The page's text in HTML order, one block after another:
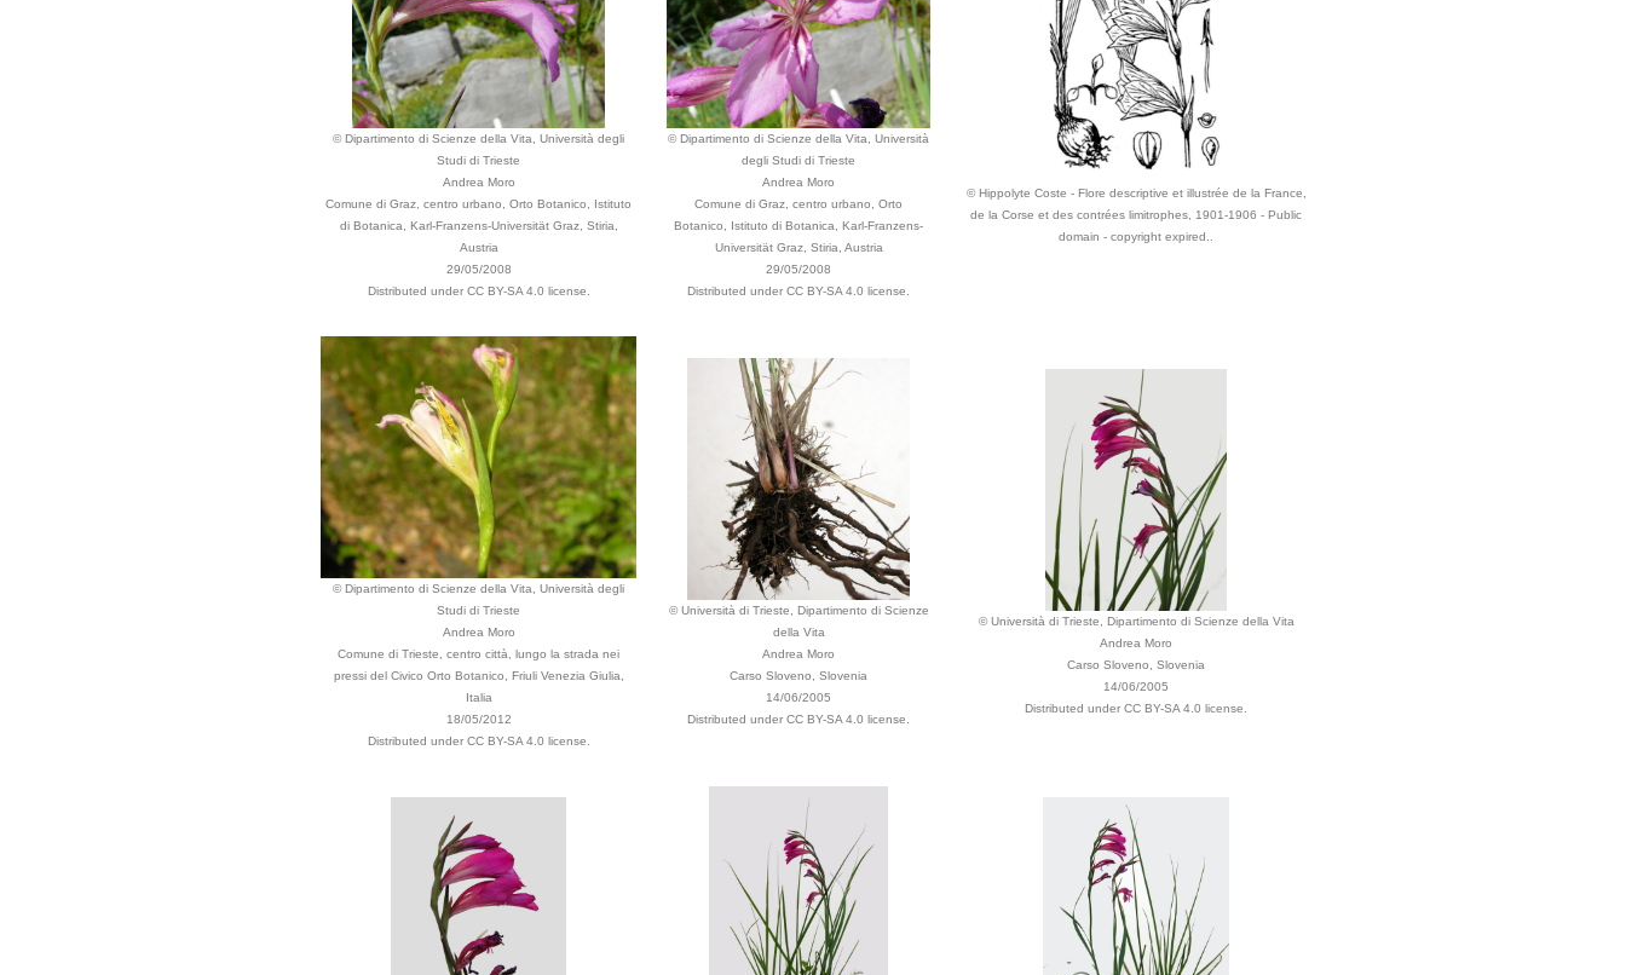
© Dipartimento di Scienze della Vita, Università degli
Studi di Trieste
Andrea Moro
Comune di Graz, centro urbano, Orto Botanico, Istituto
di Botanica, Karl-Franzens-Universität Graz, Stiria,
Austria
29/05/2008
Distributed under CC BY-SA 4.0 license.
© Dipartimento di Scienze della Vita, Università
degli Studi di Trieste
Andrea Moro
Comune di Graz, centro urbano, Orto
Botanico, Istituto di Botanica, Karl-Franzens-
Universität Graz, Stiria, Austria
29/05/2008
Distributed under CC BY-SA 4.0 license.
© Hippolyte Coste - Flore descriptive et illustrée de la France,
de la Corse et des contrées limitrophes, 1901-1906 - Public
domain - copyright expired..
© Dipartimento di Scienze della Vita, Università degli
Studi di Trieste
Andrea Moro
Comune di Trieste, centro città, lungo la strada nei
pressi del Civico Orto Botanico, Friuli Venezia Giulia,
Italia
18/05/2012
Distributed under CC BY-SA 4.0 license.
© Università di Trieste, Dipartimento di Scienze
della Vita
Andrea Moro
Carso Sloveno, Slovenia
14/06/2005
Distributed under CC BY-SA 4.0 license.
© Università di Trieste, Dipartimento di Scienze della Vita
Andrea Moro
Carso Sloveno, Slovenia
14/06/2005
Distributed under CC BY-SA 4.0 license.